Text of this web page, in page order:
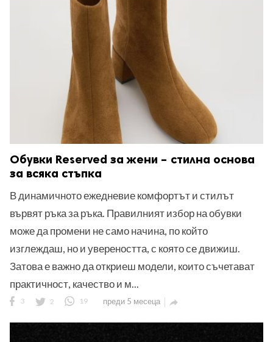
Обувки Reserved за жени – стилна основа
за всяка стъпка
В динамичното ежедневие комфортът и стилът
вървят ръка за ръка. Правилният избор на обувки
може да промени не само начина, по който
изглеждаш, но и увереността, с която се движиш.
Затова е важно да откриеш модели, които съчетават
практичност, качество и м...
3 2 19 преди 5 месеца 